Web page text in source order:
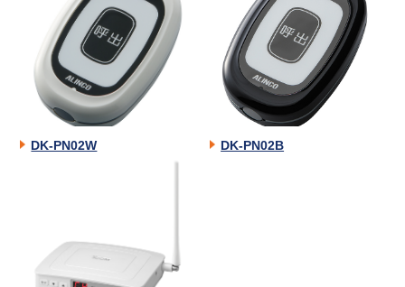
DK-PN02W DK-PN02B